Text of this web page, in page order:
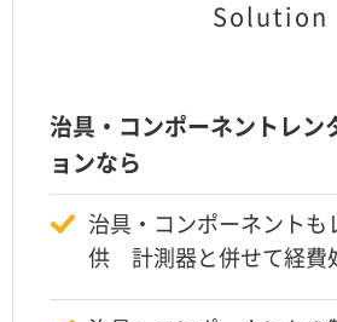
Solution
治具・コンポーネントレン
ョンなら
治具・コンポーネントも
供 計測器と併せて経費